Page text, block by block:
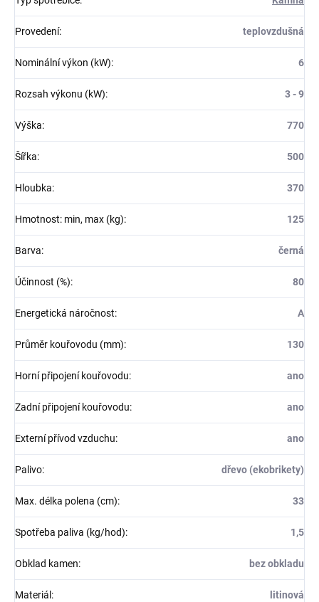
Provedení: teplovzdušná
Nominální výkon (kW): 6
Rozsah výkonu (kW): 3 - 9
Výška: 770
Šířka: 500
Hloubka: 370
Hmotnost: min, max (kg): 125
Barva: černá
Účinnost (%): 80
Energetická náročnost: A
Průměr kouřovodu (mm): 130
Horní připojení kouřovodu: ano
Zadní připojení kouřovodu: ano
Externí přívod vzduchu: ano
Palivo: dřevo (ekobrikety)
Max. délka polena (cm): 33
Spotřeba paliva (kg/hod): 1,5
Obklad kamen: bez obkladu
Materiál : litinová